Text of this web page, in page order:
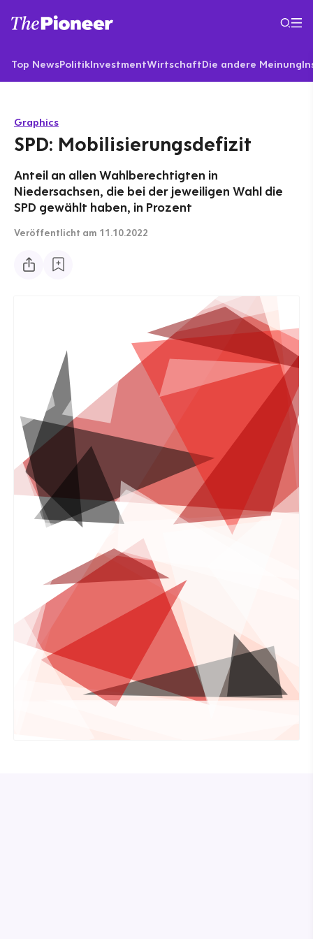
Top NewsPolitikInvestmentWirtschaftDie andere Meinung
Graphics
SPD: Mobilisierungsdefizit
Anteil an allen Wahlberechtigten in
Niedersachsen, die bei der jeweiligen Wahl die
SPD gewählt haben, in Prozent
Veröffentlicht am 11.10.2022